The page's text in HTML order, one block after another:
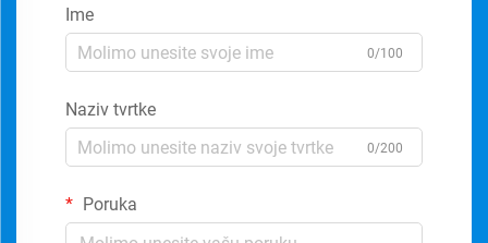
Ime
0/100
Naziv tvrtke
0/200
Poruka